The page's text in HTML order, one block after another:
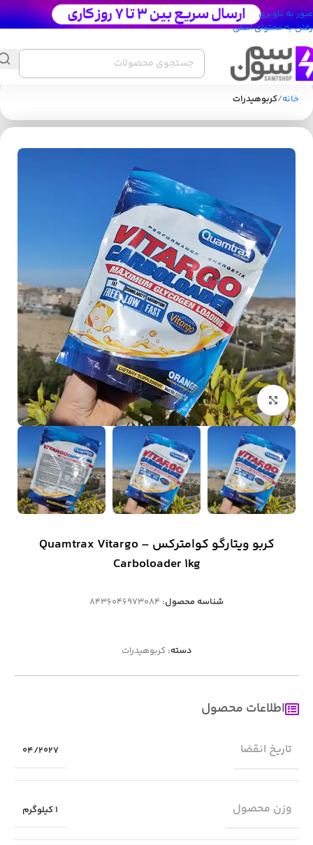
عبور به ناوبری
رفتن به محتوای اصلی
خانه کربوهیدرات
بزرگنمایی تصویر
کربو ویتارگو کوامترکس – Quamtrax Vitargo
Carboloader 1kg
شناسه محصول: 8436046973084
دسته: کربوهیدرات
اطلاعات محصول
تاریخ انقضا 04/2027
وزن محصول 1 کیلوگرم